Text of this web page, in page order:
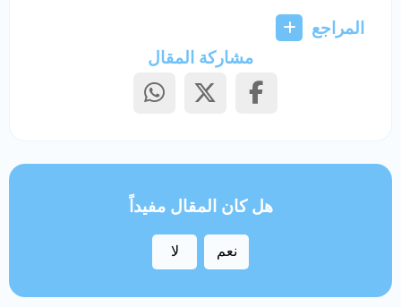
المراجع
مشاركة المقال
هل كان المقال مفيداً
نعم لا